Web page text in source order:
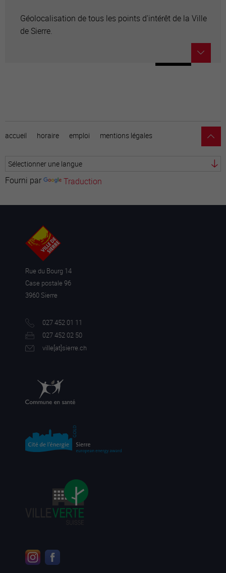
Géolocalisation de tous les points d'intérêt de la Ville
de Sierre.
accueil horaire emploi mentions légales
Fourni par Traduction
Rue du Bourg 14
Case postale 96
3960 Sierre
027 452 01 11
027 452 02 50
ville[at]sierre.ch